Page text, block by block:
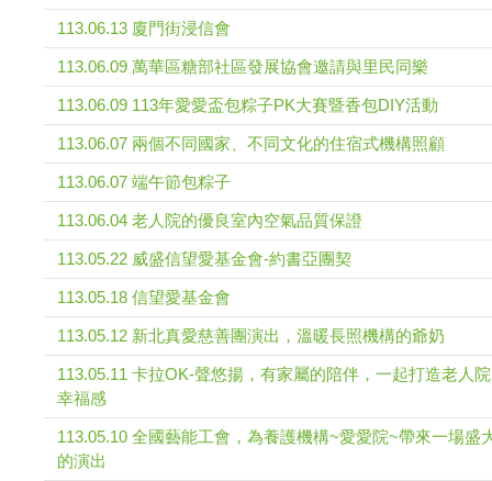
113.06.13 廈門街浸信會
113.06.09 萬華區糖部社區發展協會邀請與里民同樂
113.06.09 113年愛愛盃包粽子PK大賽暨香包DIY活動
113.06.07 兩個不同國家、不同文化的住宿式機構照顧
113.06.07 端午節包粽子
113.06.04 老人院的優良室內空氣品質保證
113.05.22 威盛信望愛基金會-約書亞團契
113.05.18 信望愛基金會
113.05.12 新北真愛慈善團演出，溫暖長照機構的爺奶
113.05.11 卡拉OK-聲悠揚，有家屬的陪伴，一起打造老人
幸福感
113.05.10 全國藝能工會，為養護機構~愛愛院~帶來一場盛
的演出